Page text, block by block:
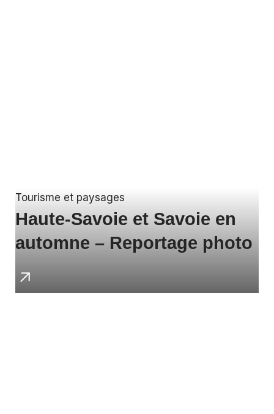
Tourisme et paysages
Haute-Savoie et Savoie en
automne – Reportage photo